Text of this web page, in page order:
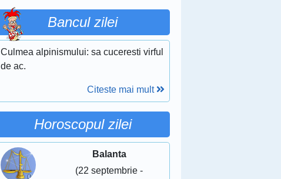
Bancul zilei
Culmea alpinismului: sa cuceresti virful
de ac.
Citeste mai mult
Horoscopul zilei
Balanta
(22 septembrie -